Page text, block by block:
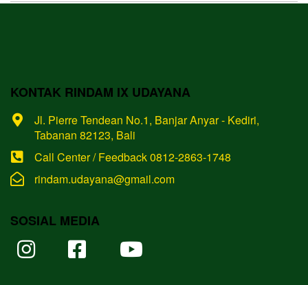
KONTAK RINDAM IX UDAYANA
Jl. Pierre Tendean No.1, Banjar Anyar - Kediri,
Tabanan 82123, Bali
Call Center / Feedback 0812-2863-1748
rindam.udayana@gmail.com
SOSIAL MEDIA